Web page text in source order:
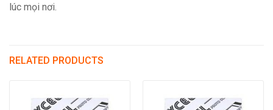
lúc mọi nơi.
RELATED PRODUCTS